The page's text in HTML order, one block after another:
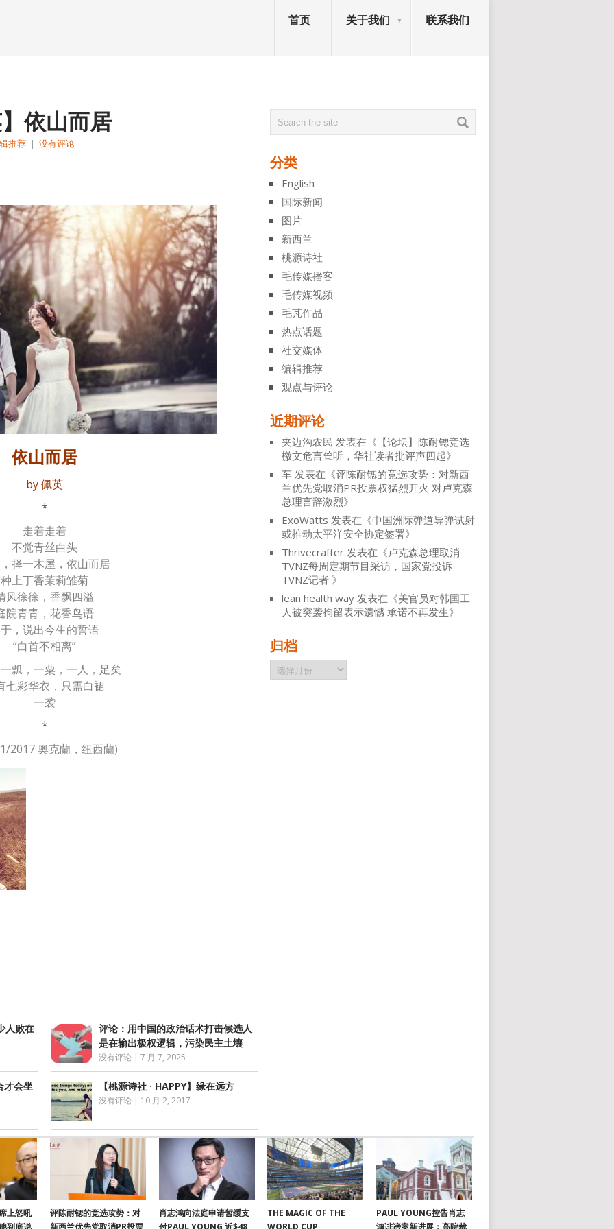
首页 关于我们 联系我们
依山而居
推荐 | 没有评论
依山而居
by 佩英
*
走着走着
不觉青丝白头
择一木屋，依山而居
种上丁香茉莉雏菊
风徐徐，香飘四溢
院青青，花香鸟语
，说出今生的誓语
“白首不相离”
瓢，一粟，一人，足矣
七彩华衣，只需白裙
一袭
*
2017 奥克蘭，纽西蘭)
人败在
评论：用中国的政治话术打击候选人
是在输出极权逻辑，污染民主土壤
没有评论 |7 月 7, 2025
才会坐 【桃源诗社 · HAPPY】缘在远方
没有评论 | 10 月 2, 2017
分类
English
国际新闻
图片
新西兰
桃源诗社
毛传媒播客
毛传媒视频
毛芃作品
热点话题
社交媒体
编辑推荐
观点与评论
近期评论
夹边沟农民 发表在《 【论坛】陈耐锶竞选
檄文危言耸听，华社读者批评声四起》
车 发表在《评陈耐锶的竞选攻势：对新西
兰优先党取消PR投票权猛烈开火 对卢克森
总理言辞激烈》
ExoWatts 发表在《中国洲际弹道导弹试射
或推动太平洋安全协定签署》
Thrivecrafter 发表在《卢克森总理取消
TVNZ每周定期节目采访，国家党投诉
TVNZ记者 》
lean health way 发表在《美官员对韩国工
人被突袭拘留表示遗憾 承诺不再发生》
归档
归
档
上怒吼
到底说
评陈耐锶的竞选攻势：对
新西兰优先党取消PR投票
肖志鴻向法庭申请暂缓支
付PAUL YOUNG 近$48
THE MAGIC OF THE
WORLD CUP
PAUL YOUNG控告肖志
鴻诽谤案新进展：高院裁